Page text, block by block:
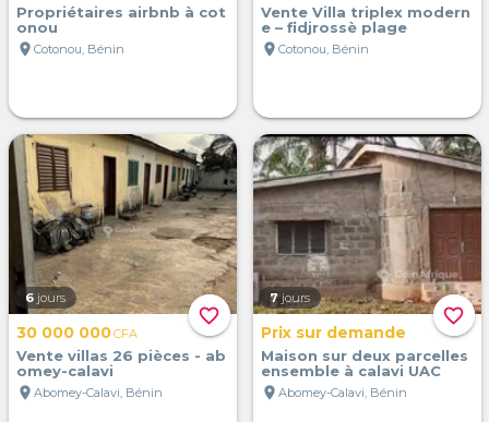
Propriétaires airbnb à cot
onou
location_on Cotonou, Bénin
Vente Villa triplex modern
e – fidjrossè plage
location_on Cotonou, Bénin
favorite_border
6 jours
30 000 000CFA
Vente villas 26 pièces - ab
omey-calavi
location_on Abomey-Calavi, Bénin
favorite_border
7 jours
Prix sur demande
Maison sur deux parcelles
ensemble à calavi UAC
location_on Abomey-Calavi, Bénin